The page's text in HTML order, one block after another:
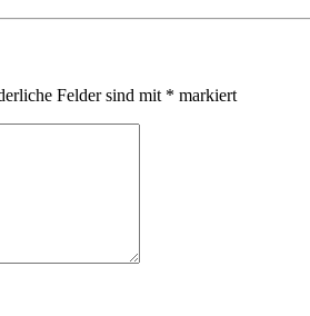
Felder sind mit * markiert